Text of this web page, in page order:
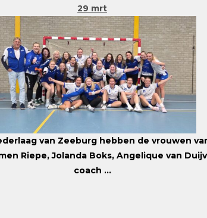
29 mrt
van Zeeburg hebben de vrouwen
Riepe, Jolanda Boks, Angelique van
coach ...